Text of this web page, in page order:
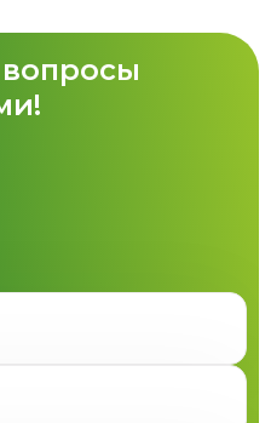
вопросы
отправлена